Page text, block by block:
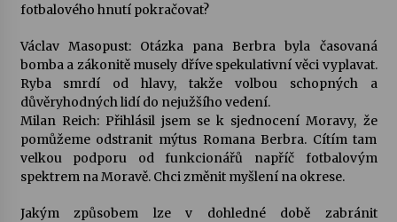
fotbalového hnutí pokračovat?
Václav Masopust: Otázka pana Berbra byla časovaná
bomba a zákonitě musely dříve spekulativní věci vyplavat.
Ryba smrdí od hlavy, takže volbou schopných a
důvěryhodných lidí do nejužšího vedení.
Milan Reich: Přihlásil jsem se k sjednocení Moravy, že
pomůžeme odstranit mýtus Romana Berbra. Cítím tam
velkou podporu od funkcionářů napříč fotbalovým
spektrem na Moravě. Chci změnit myšlení na okrese.
Jakým způsobem lze v dohledné době zabránit